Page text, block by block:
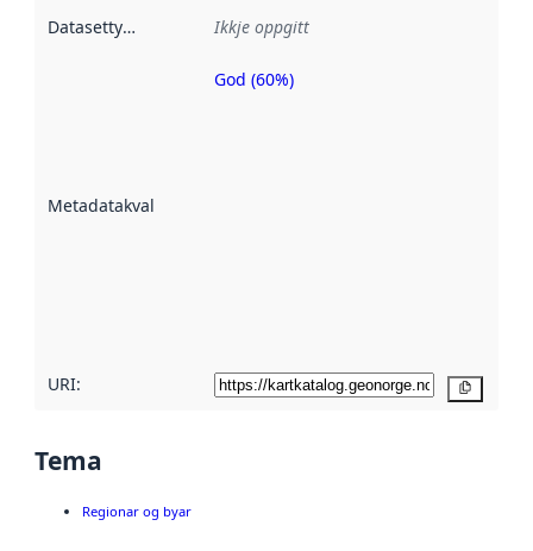
Datasettype Ikkje oppgitt
Metadatakvalitet
Metadatakvalitet
God (60%)
URI:
Tema
Regionar og byar